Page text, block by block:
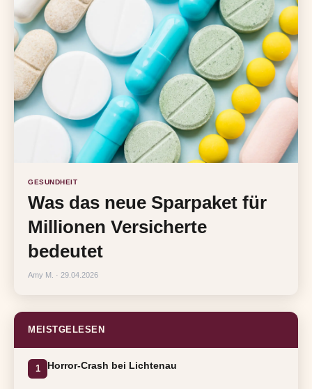
GESUNDHEIT
Was das neue Sparpaket für
Millionen Versicherte
bedeutet
Amy M. · 29.04.2026
MEISTGELESEN
1 Horror-Crash bei Lichtenau